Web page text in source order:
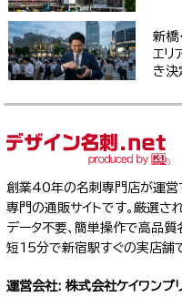
新橋
エリ
き決
創業40年の名刺専門店が運営
専門の通販サイトです。厳選
データ不要、簡単操作で高品
短15分で新宿駅すぐの実店舗
運営会社: 株式会社ケイワンプ